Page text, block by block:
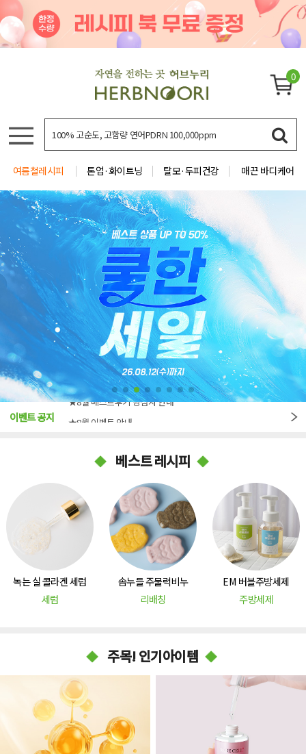
0
여름철레시피 톤업·화이트닝 탈모·두피건강 매끈 바디케어
이벤트 공지
★8월 베스트후기 당첨자 안내
★8월 이벤트 안내
베스트 레시피
녹는 실 콜라겐 세럼
세럼
솝누들 주물럭비누
리배칭
EM 버블주방세제
주방세제
주목! 인기아이템